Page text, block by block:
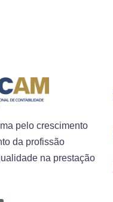
pelo crescimento
da profissão
na prestação